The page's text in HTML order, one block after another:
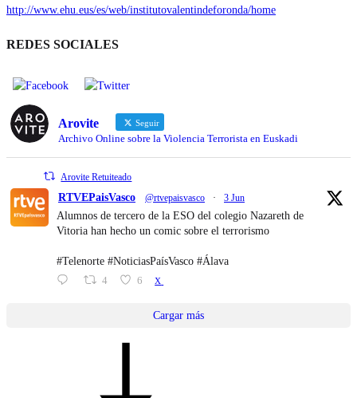
http://www.ehu.eus/es/web/institutovalentindeforonda/home
REDES SOCIALES
Arovite Seguir
Archivo Online sobre la Violencia Terrorista en Euskadi
Arovite Retuiteado
RTVEPaisVasco @rtvepaisvasco · 3 Jun
Alumnos de tercero de la ESO del colegio Nazareth de
Vitoria han hecho un comic sobre el terrorismo
#Telenorte #NoticiasPaísVasco #Álava
4 6 X
Cargar más